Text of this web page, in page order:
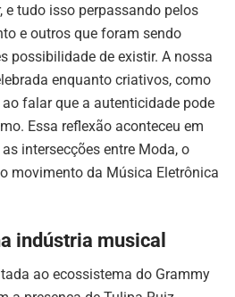
e tudo isso perpassando pelos
e outros que foram sendo
possibilidade de existir. A nossa
enquanto criativos, como
falar que a autenticidade pode
. Essa reflexão aconteceu em
intersecções entre Moda, o
movimento da Música Eletrônica
indústria musical
ao ecossistema do Grammy